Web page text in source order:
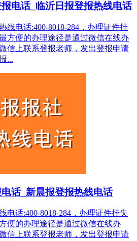
电话_临沂日报登报热线电话
线电话:400-8018-284，办理证件挂
方便的办理途径是通过微信在线办
信上联系登报老师，发出登报申请
...
话_新晨报登报热线电话
电话:400-8018-284，办理证件挂失
便的办理途径是通过微信在线办
信上联系登报老师，发出登报申请